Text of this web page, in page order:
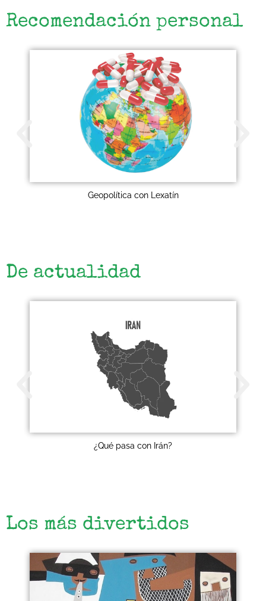
Recomendación personal
Geopolítica con Lexatín
De actualidad
¿Qué pasa con Irán?
Los más divertidos